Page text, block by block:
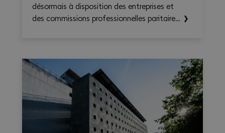
désormais à disposition des entreprises et
des commissions professionnelles paritaires
le temps de travail, les heures
supplémentaires, le temps de déplacement
et les éventuels suppléments sur une base
hebdomadaire, tout en générant une
synthèse claire et exportable en PDF.